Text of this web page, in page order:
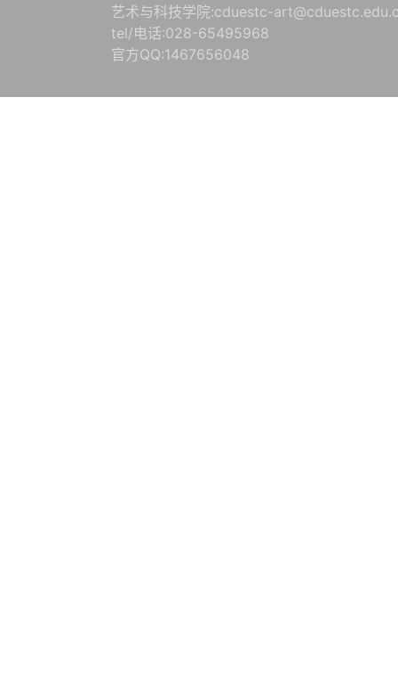
艺术与科技学院:cduestc-
tel/电话:028-65495968
官方QQ:1467656048